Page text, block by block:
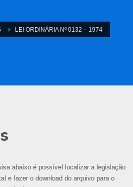
LEI ORDINÁRIA Nº 0132 – 1974
abaixo é possível localizar a legislação
e fazer o download do arquivo para o